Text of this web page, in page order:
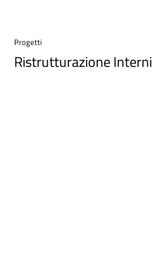
Progetti
Ristrutturazione Interni